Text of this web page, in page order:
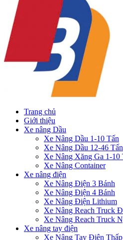
Trang chủ
Giới thiệu
Xe nâng Dầu
Xe Nâng Dầu 1-10 Tấn
Xe Nâng Dầu 12-46 Tấn
Xe Nâng Xăng Ga 1-10
Xe Nâng Container
Xe nâng điện
Xe Nâng Điện 3 Bánh
Xe Nâng Điện 4 Bánh
Xe Nâng Điện Lithium
Xe Nâng Reach Truck
Xe Nâng Reach Truck
Xe nâng tay điện
Xe Nâng Tay Điện Thấp